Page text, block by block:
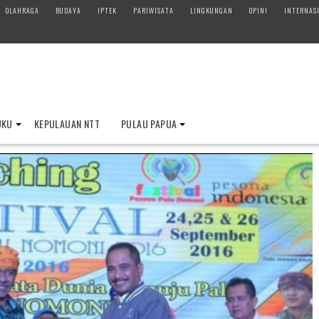
OLAHRAGA BUDAYA IPTEK PARIWISATA LINGKUNGAN OPINI
KEPULAUAN NTT PULAU PAPUA